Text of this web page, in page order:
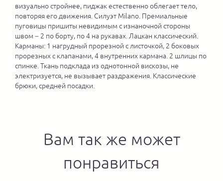
визуально стройнее, пиджак естественно облегает тело,
повторяя его движения. Силуэт Milano. Премиальные
пуговицы пришиты невидимым с изнаночной стороны
швом – 2 по борту, по 4 на рукавах. Лацкан классический.
Карманы: 1 нагрудный прорезной с листочкой, 2 боковых
прорезных с клапанами, 4 внутренних кармана. 2 шлицы по
спинке. Ткань подклада из однотонной вискозы, не
электризуется, не вызывает раздражения. Классические
брюки, средней посадки.
Вам так же может
понравиться